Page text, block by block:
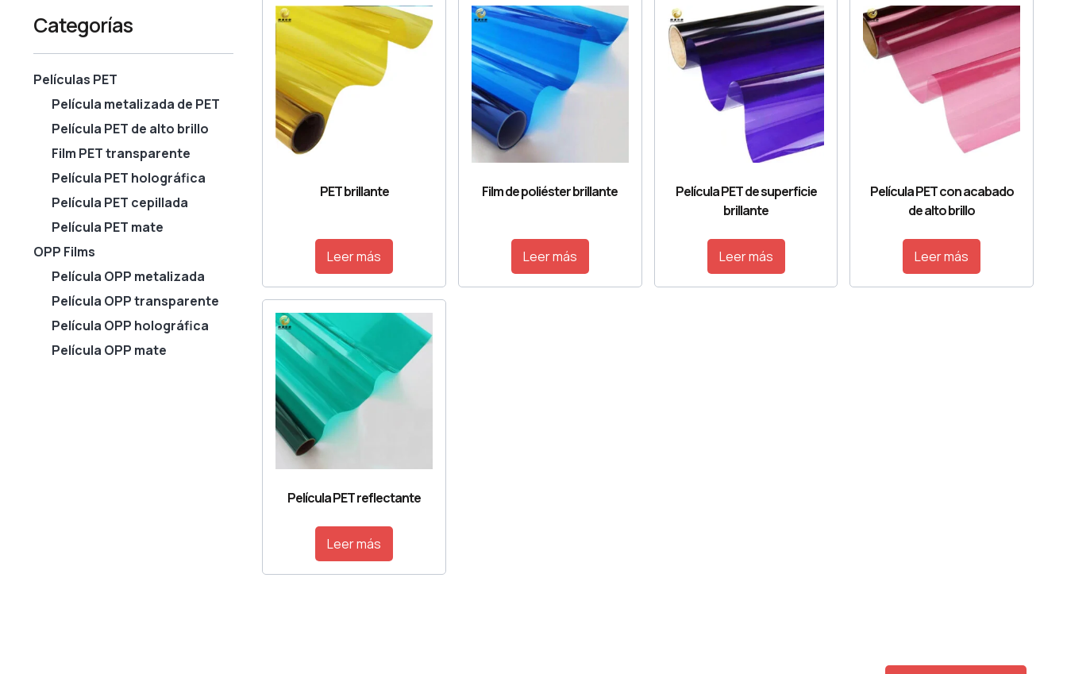
Categorías
Películas PET
Película metalizada de PET
Película PET de alto brillo
Film PET transparente
Película PET holográfica
Película PET cepillada
Película PET mate
OPP Films
Película OPP metalizada
Película OPP transparente
Película OPP holográfica
Película OPP mate
PET brillante
Leer más
Film de poliéster brillante
Leer más
Película PET de superficie
brillante
Leer más
Película PET con acabado
de alto brillo
Leer más
Película PET reflectante
Leer más